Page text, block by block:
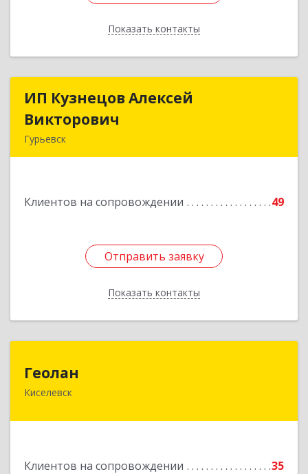
Показать контакты
Назад
ИП Кузнецов Алексей
Викторович
Гурьевск
Клиентов на сопровождении 49
Отправить заявку
Показать контакты
ИП Кузнецов Алексей
Подробнее
Отправить заявку
Назад
Геолан
Киселевск
Клиентов на сопровождении 35